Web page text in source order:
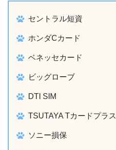
セントラル短資
ホンダCカード
ベネッセカード
ビッグローブ
DTI SIM
TSUTAYA Tカードプラス
ソニー損保